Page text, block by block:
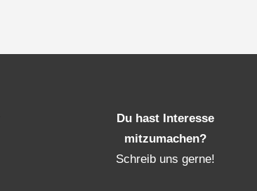
Du hast Interesse
mitzumachen?
Schreib uns gerne!